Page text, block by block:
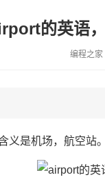
的英语
编程之家
义是机场，航空站